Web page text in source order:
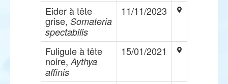
Eider à tête
grise, Somateria
spectabilis
11/11/2023
Fuligule à tête
noire, Aythya
affinis
15/01/2021